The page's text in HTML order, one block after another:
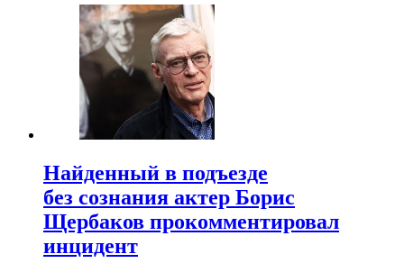
Найденный в подъезде
без сознания актер Борис
Щербаков прокомментировал
инцидент